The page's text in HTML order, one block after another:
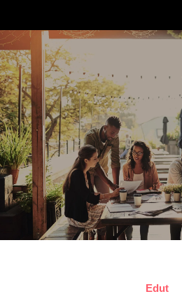
Edut